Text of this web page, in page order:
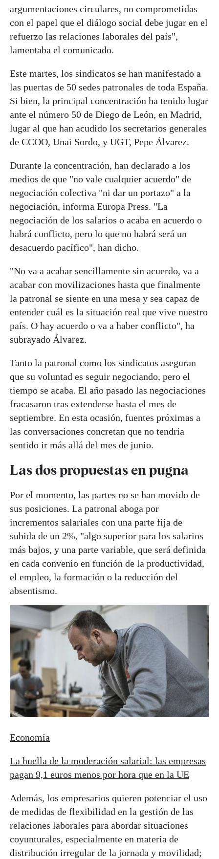
argumentaciones circulares, no comprometidas
con el papel que el diálogo social debe jugar en el
refuerzo las relaciones laborales del país",
lamentaba el comunicado.
Este martes, los sindicatos se han manifestado a
las puertas de 50 sedes patronales de toda España.
Si bien, la principal concentración ha tenido lugar
ante el número 50 de Diego de León, en Madrid,
lugar al que han acudido los secretarios generales
de CCOO, Unai Sordo, y UGT, Pepe Álvarez.
Durante la concentración, han declarado a los
medios de que "no vale cualquier acuerdo" de
negociación colectiva "ni dar un portazo" a la
negociación, informa Europa Press. "La
negociación de los salarios o acaba en acuerdo o
habrá conflicto, pero lo que no habrá será un
desacuerdo pacífico", han dicho.
"No va a acabar sencillamente sin acuerdo, va a
acabar con movilizaciones hasta que finalmente
la patronal se siente en una mesa y sea capaz de
entender cuál es la situación real que vive nuestro
país. O hay acuerdo o va a haber conflicto", ha
subrayado Álvarez.
Tanto la patronal como los sindicatos aseguran
que su voluntad es seguir negociando, pero el
tiempo se acaba. El año pasado las negociaciones
fracasaron tras extenderse hasta el mes de
septiembre. En esta ocasión, fuentes próximas a
las conversaciones concretan que no tendría
sentido ir más allá del mes de junio.
Las dos propuestas en pugna
Por el momento, las partes no se han movido de
sus posiciones. La patronal aboga por
incrementos salariales con una parte fija de
subida de un 2%, "algo superior para los salarios
más bajos, y una parte variable, que será definida
en cada convenio en función de la productividad,
el empleo, la formación o la reducción del
absentismo.
Economía
La huella de la moderación salarial: las empresas
pagan 9,1 euros menos por hora que en la UE
Además, los empresarios quieren potenciar el uso
de medidas de flexibilidad en la gestión de las
relaciones laborales para abordar situaciones
coyunturales, especialmente en materia de
distribución irregular de la jornada y movilidad;